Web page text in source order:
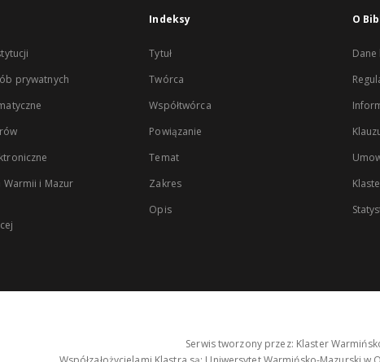
prywatnych
i Mazur
Indeksy
Tytuł
Twórca
Współtwórca
Powiązanie
Temat
Zakres
Opis
O
Serwis tworzony przez: Klaster